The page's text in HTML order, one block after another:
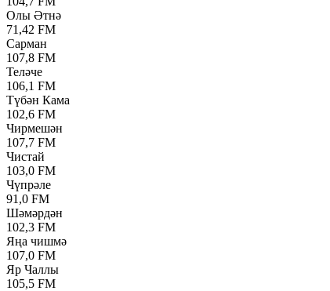
Олы Әтнә
71,42 FM
Сарман
107,8 FM
Теләче
106,1 FM
Түбән Кама
102,6 FM
Чирмешән
107,7 FM
Чистай
103,0 FM
Чүпрәле
91,0 FM
Шәмәрдән
102,3 FM
Яңа чишмә
107,0 FM
Яр Чаллы
105,5 FM